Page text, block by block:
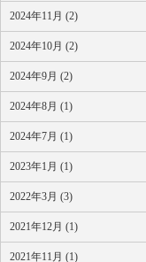
2024年11月 (2)
2024年10月 (2)
2024年9月 (2)
2024年8月 (1)
2024年7月 (1)
2023年1月 (1)
2022年3月 (3)
2021年12月 (1)
2021年11月 (1)